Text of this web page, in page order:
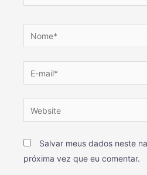
Salvar meus dados neste
próxima vez que eu comentar.